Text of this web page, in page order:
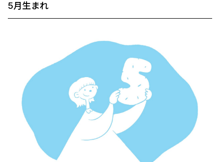
5月生まれ